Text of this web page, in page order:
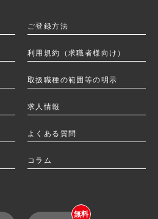
ご登録方法
利用規約（求職者様向け）
取扱職種の範囲等の明示
求人情報
よくある質問
コラム
無料